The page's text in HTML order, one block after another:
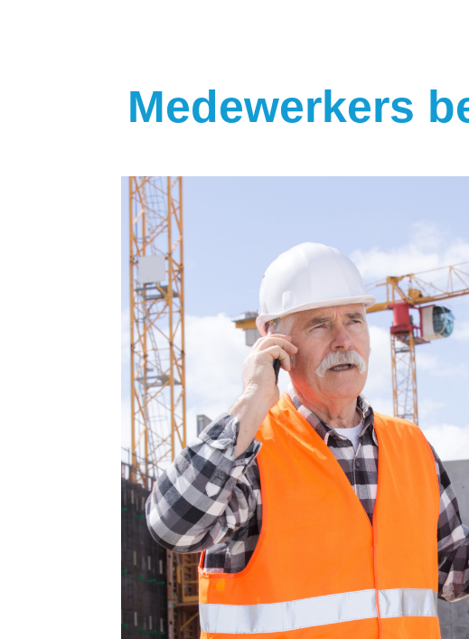
Medewerkers